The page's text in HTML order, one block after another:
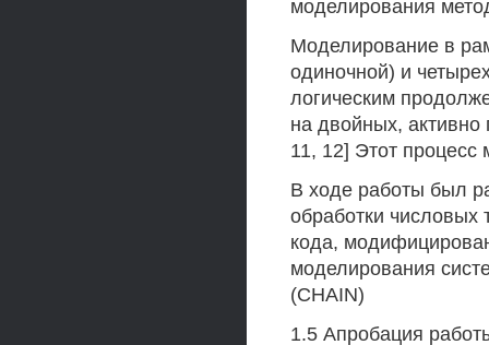
моделирования
Моделирование в
одиночной) и
логическим
на двойных,
11, 12] Этот
В ходе работы был
обработки числовых
кода,
моделирования
(CHAIN)
1.5 Апробация